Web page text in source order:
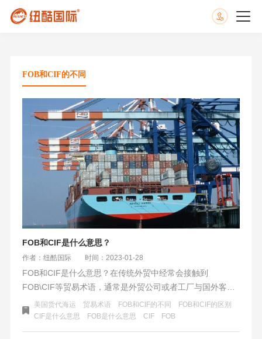
FOB和CIF的不同
FOB和CIF是什么意思？
作者：纽酷国际 时间：2023-01-28
FOB和CIF是什么意思？在传统外贸中经常会接触到
FOB\CIF等贸易术语，通常是外贸公司或者工厂与国外客户
交易的方式。1.FOB是什么意思？FOB是指船上交易的价
格，即离岸价。由买方指定物流——船舶，卖方按合同的交
货期把货物运到指定的起运港。2.CIF是什么意思？CIF等于
美国货代海运 贸易术语 FOB和CIF的不同
FOB和CIF的区别
CIF是什么意思
FOB是什么意思 CIF FOB